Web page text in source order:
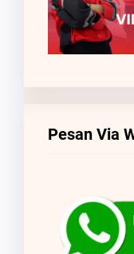
Pesan Via